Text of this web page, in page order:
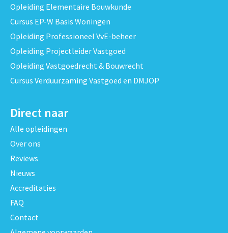
Opleiding Elementaire Bouwkunde
Cursus EP-W Basis Woningen
Opleiding Professioneel VvE-beheer
Opleiding Projectleider Vastgoed
Opleiding Vastgoedrecht & Bouwrecht
Cursus Verduurzaming Vastgoed en DMJOP
Direct naar
Alle opleidingen
Over ons
Reviews
Nieuws
Accreditaties
FAQ
Contact